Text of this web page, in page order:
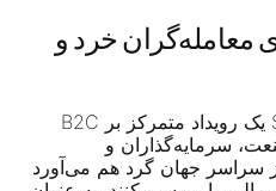
معامله‌گران خرد و
متمرکز بر B2C
سرمایه‌گذاران و
سراسر جهان گرد هم می‌آورد